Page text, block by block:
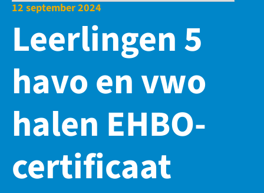
12 september 2024
Leerlingen 5
havo en vwo
halen EHBO-
certificaat